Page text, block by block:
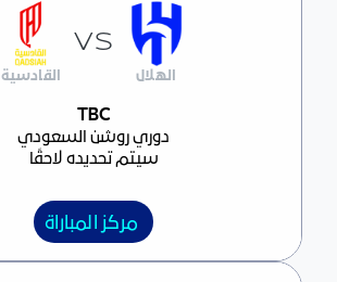
مركز المباراةTBC
دوري روشن السعودي
سيتم تحديده لاحقًا
الهلال
VS
القادسية
مركز المباراة